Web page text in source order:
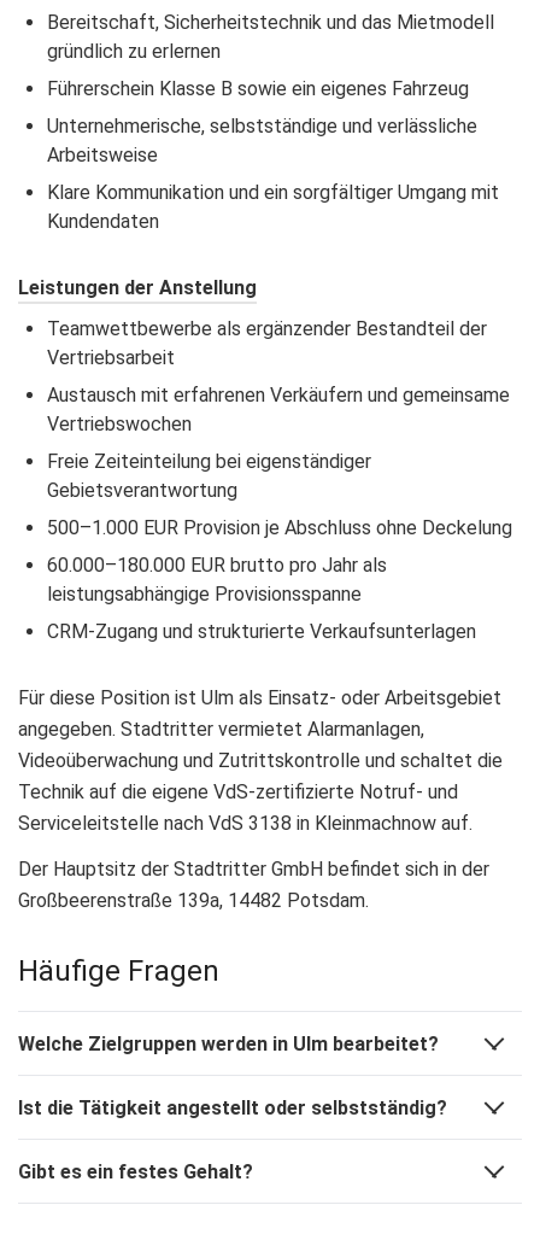
Bereitschaft, Sicherheitstechnik und das Mietmodell
gründlich zu erlernen
Führerschein Klasse B sowie ein eigenes Fahrzeug
Unternehmerische, selbstständige und verlässliche
Arbeitsweise
Klare Kommunikation und ein sorgfältiger Umgang mit
Kundendaten
Leistungen der Anstellung
Teamwettbewerbe als ergänzender Bestandteil der
Vertriebsarbeit
Austausch mit erfahrenen Verkäufern und gemeinsame
Vertriebswochen
Freie Zeiteinteilung bei eigenständiger
Gebietsverantwortung
500–1.000 EUR Provision je Abschluss ohne Deckelung
60.000–180.000 EUR brutto pro Jahr als
leistungsabhängige Provisionsspanne
CRM-Zugang und strukturierte Verkaufsunterlagen
Für diese Position ist Ulm als Einsatz- oder Arbeitsgebiet
angegeben. Stadtritter vermietet Alarmanlagen,
Videoüberwachung und Zutrittskontrolle und schaltet die
Technik auf die eigene VdS-zertifizierte Notruf- und
Serviceleitstelle nach VdS 3138 in Kleinmachnow auf.
Der Hauptsitz der Stadtritter GmbH befindet sich in der
Großbeerenstraße 139a, 14482 Potsdam.
Häufige Fragen
Welche Zielgruppen werden in Ulm bearbeitet?
Ist die Tätigkeit angestellt oder selbstständig?
Gibt es ein festes Gehalt?